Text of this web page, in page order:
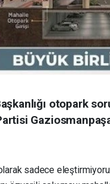
otopark
sadece